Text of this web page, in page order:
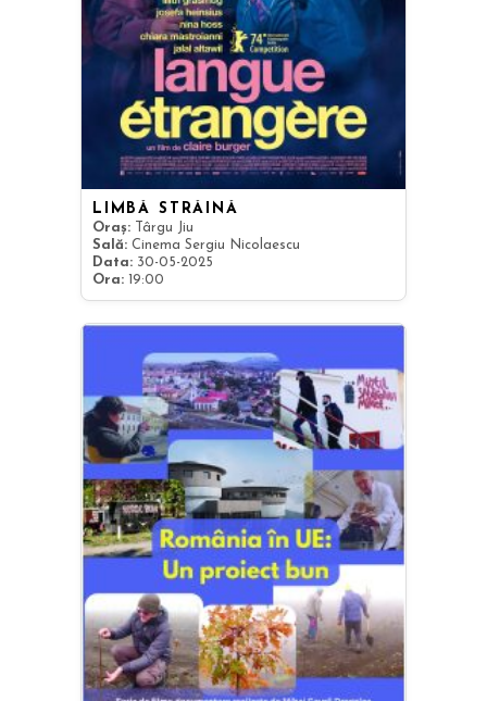
LIMBĂ STRĂINĂ
Oraș: Târgu Jiu
Sală: Cinema Sergiu Nicolaescu
Data: 30-05-2025
Ora: 19:00